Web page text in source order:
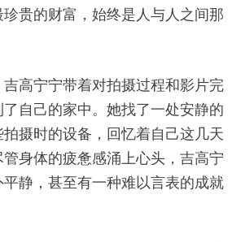
贵的财富，始终是人与人之间那
高宁宁带着对拍摄过程和影片完
自己的家中。她找了一处安静的
摄时的设备，回忆着自己这几天
身体的疲惫感涌上心头，吉高宁
静，甚至有一种难以言表的成就